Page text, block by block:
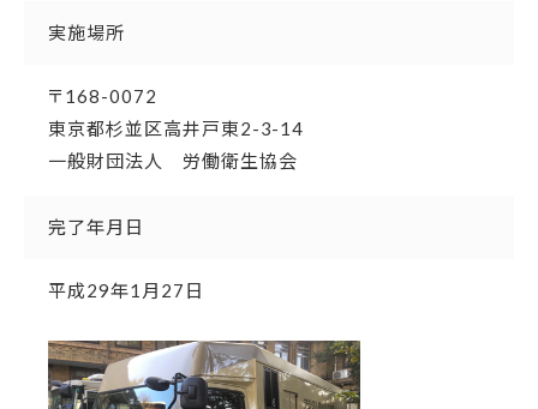
実施場所
〒168-0072
東京都杉並区高井戸東2-3-14
一般財団法人 労働衛生協会
完了年月日
平成29年1月27日